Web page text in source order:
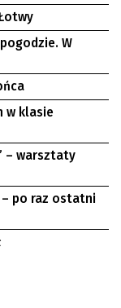
W
w klasie
– warsztaty
po raz ostatni